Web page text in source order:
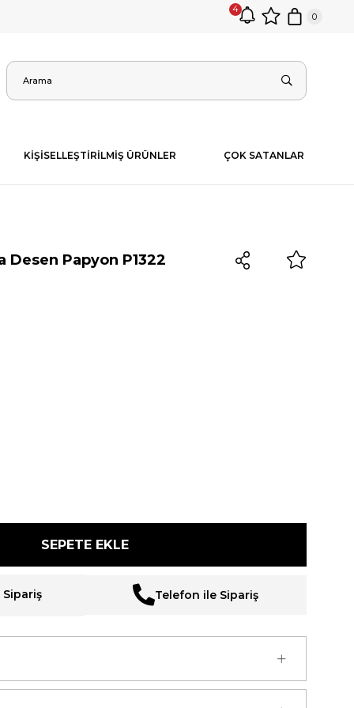
4
0
KİŞİSELLEŞTİRİLMİŞ ÜRÜNLER ÇOK SATANLAR
Desen Papyon P1322
Telefon ile Sipariş